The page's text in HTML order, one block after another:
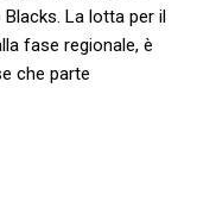
La lotta per il
fase regionale, è
che parte